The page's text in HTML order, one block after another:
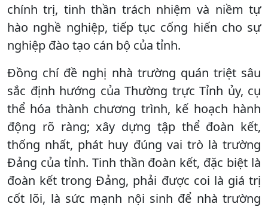
chính trị, tinh thần trách nhiệm và niềm tự
hào nghề nghiệp, tiếp tục cống hiến cho sự
nghiệp đào tạo cán bộ của tỉnh.
Đồng chí đề nghị nhà trường quán triệt sâu
sắc định hướng của Thường trực Tỉnh ủy, cụ
thể hóa thành chương trình, kế hoạch hành
động rõ ràng; xây dựng tập thể đoàn kết,
thống nhất, phát huy đúng vai trò là trường
Đảng của tỉnh. Tinh thần đoàn kết, đặc biệt là
đoàn kết trong Đảng, phải được coi là giá trị
cốt lõi, là sức mạnh nội sinh để nhà trường